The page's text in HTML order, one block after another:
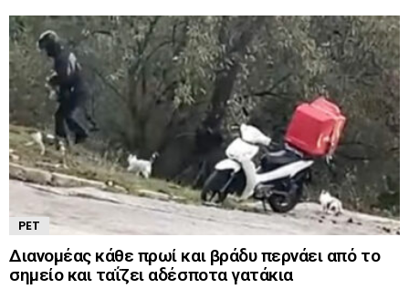
PET
Διανομέας κάθε πρωί και βράδυ περνάει από το
σημείο και ταΐζει αδέσποτα γατάκια